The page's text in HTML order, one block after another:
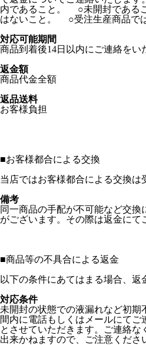
内であること。 ○未開封である
はないこと。 ○受注生産商品で
対応可能期間
商品到着後14日以内にご連絡をい
返金額
商品代金全額
返品送料
お客様負担
■お客様都合による交換
当店ではお客様都合による交換は
備考
同一商品の手配が不可能など交換
がございます。その際は返金にて
■商品等の不具合による返金
以下の条件にあてはまる場合、返
対応条件
未開封の状態での液漏れなど初期
間内に電話もしくはメールにて
とさせていただきます。ご連絡
出来かねますので、ご注意くださ